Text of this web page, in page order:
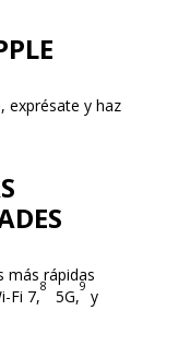
exprésate y haz
más rápidas
Fi 7,8 5G,9 y